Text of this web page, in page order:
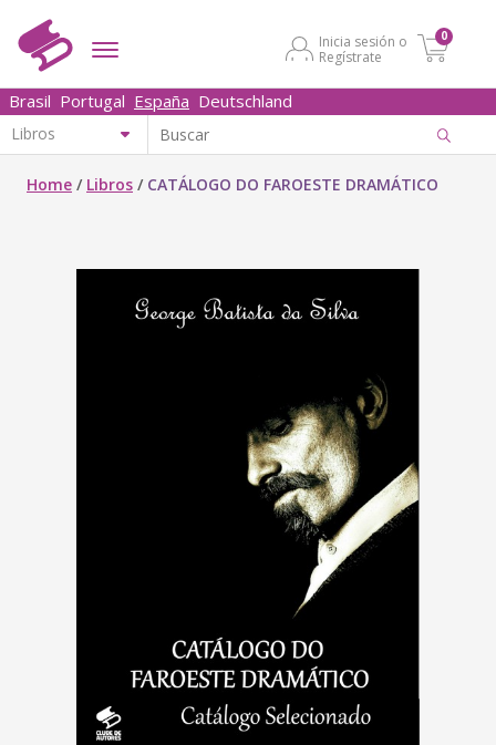
Inicia sesión o
Regístrate
0
Brasil Portugal España Deutschland
Home / Libros / CATÁLOGO DO FAROESTE DRAMÁTICO